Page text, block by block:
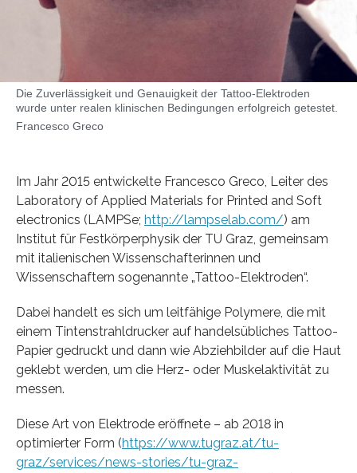
Die Zuverlässigkeit und Genauigkeit der Tattoo-Elektroden
wurde unter realen klinischen Bedingungen erfolgreich getestet.
Francesco Greco
Im Jahr 2015 entwickelte Francesco Greco, Leiter des
Laboratory of Applied Materials for Printed and Soft
electronics (LAMPSe; http://lampselab.com/) am
Institut für Festkörperphysik der TU Graz, gemeinsam
mit italienischen Wissenschafterinnen und
Wissenschaftern sogenannte „Tattoo-Elektroden“.
Dabei handelt es sich um leitfähige Polymere, die mit
einem Tintenstrahldrucker auf handelsübliches Tattoo-
Papier gedruckt und dann wie Abziehbilder auf die Haut
geklebt werden, um die Herz- oder Muskelaktivität zu
messen.
Diese Art von Elektrode eröffnete – ab 2018 in
optimierter Form (https://www.tugraz.at/tu-
graz/services/news-stories/tu-graz-